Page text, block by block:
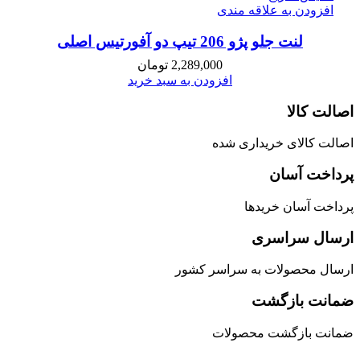
افزودن به علاقه مندی
لنت جلو پژو 206 تیپ دو آفورتیس اصلی
2,289,000 تومان
افزودن به سبد خرید
اصالت کالا
اصالت کالای خریداری شده
پرداخت آسان
پرداخت آسان خریدها
ارسال سراسری
ارسال محصولات به سراسر کشور
ضمانت بازگشت
ضمانت بازگشت محصولات